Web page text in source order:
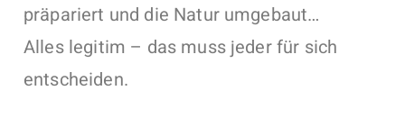
präpariert und die Natur umgebaut…
Alles legitim – das muss jeder für sich
entscheiden.